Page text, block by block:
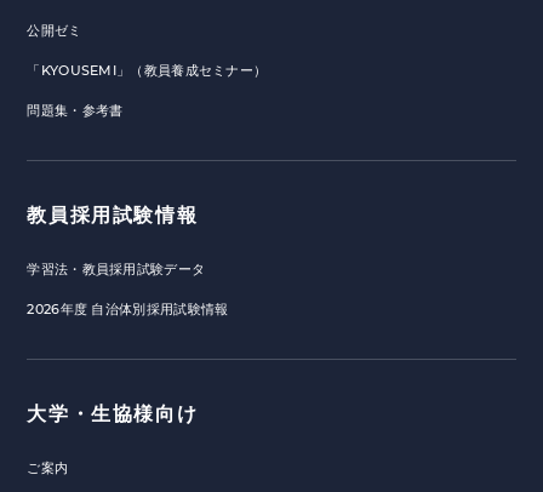
公開ゼミ
「KYOUSEMI」（教員養成セミナー）
問題集・参考書
教員採用試験情報
学習法・教員採用試験データ
2026年度 自治体別採用試験情報
大学・生協様向け
ご案内